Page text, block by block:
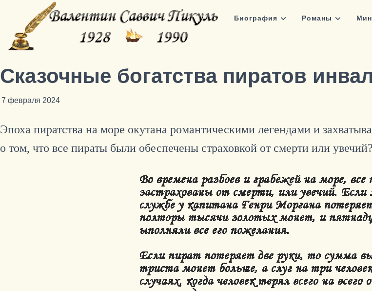
Биография Романы
Сказочные богатства пиратов
7 февраля 2024
Эпоха пиратства на море окутана романтическими легендами и
о том, что все пираты были обеспечены страховкой от смерти или увечий?